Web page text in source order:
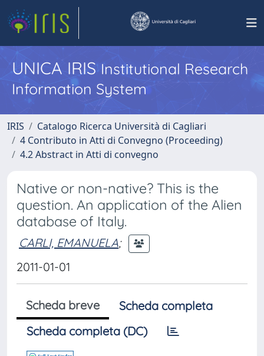
UNICA IRISInstitutional Research
Information System
IRIS
Catalogo Ricerca Università di Cagliari
4 Contributo in Atti di Convegno (Proceeding)
4.2 Abstract in Atti di convegno
Native or non-native? This is the
question. An application of the Alien
database of Italy.
CARLI, EMANUELA;
2011-01-01
Scheda breve
Scheda completa
Scheda completa (DC)